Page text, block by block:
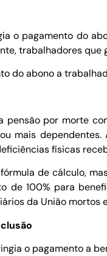
o pagamento do
trabalhadores
do abono a
pensão por morte
mais
físicas
de cálculo,
de 100% para
da União mortos
o pagamento a